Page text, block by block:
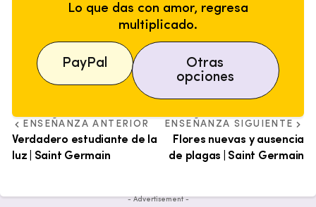
Lo que das con amor, regresa
multiplicado.
PayPal
Otras
opciones
ENSEÑANZA ANTERIOR
Verdadero estudiante de la
luz | Saint Germain
ENSEÑANZA SIGUIENTE
Flores nuevas y ausencia
de plagas | Saint Germain
- Advertisement -